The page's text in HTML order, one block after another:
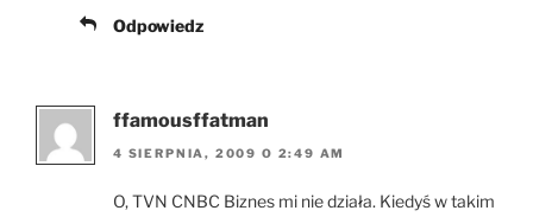
Odpowiedz
ffamousffatman
4 SIERPNIA, 2009 O 2:49 AM
O, TVN CNBC Biznes mi nie działa. Kiedyś w takim